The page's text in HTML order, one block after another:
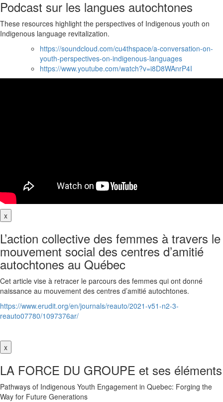
Podcast sur les langues autochtones
These resources highlight the perspectives of Indigenous youth on
Indigenous language revitalization.
https://soundcloud.com/cu4thspace/a-conversation-on-
youth-perspectives-on-indigenous-languages
https://www.youtube.com/watch?v=i8D8WAnrP4I
x
L’action collective des femmes à travers le
mouvement social des centres d’amitié
autochtones au Québec
Cet article vise à retracer le parcours des femmes qui ont donné
naissance au mouvement des centres d’amitié autochtones.
https://www.erudit.org/en/journals/reauto/2021-v51-n2-3-
reauto07780/1097376ar/
x
LA FORCE DU GROUPE et ses éléments
Pathways of Indigenous Youth Engagement in Quebec: Forging the
Way for Future Generations